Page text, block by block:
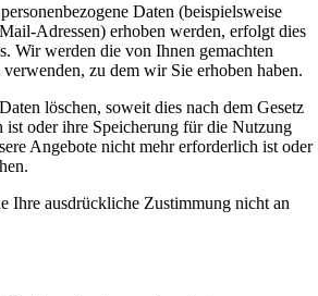
Daten (beispielsweise
Adressen) erhoben werden, erfolgt dies
Wir werden die von Ihnen gemachten
zu dem wir Sie erhoben haben.
löschen, soweit dies nach dem Gesetz
ist oder ihre Speicherung für die Nutzung
Angebote nicht mehr erforderlich ist oder
Ihre ausdrückliche Zustimmung nicht an